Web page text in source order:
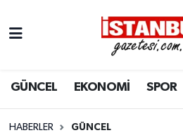
GÜNCEL EKONOMİ SPOR
HABERLER GÜNCEL
EKONOMİ
İSTANBUL
Nöbetçi Eczaneler
Hava Durumu
Trafik Durumu